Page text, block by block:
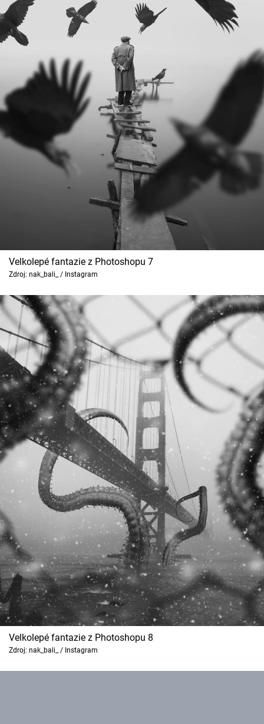
Velkolepé fantazie z Photoshopu 7
Zdroj: nak_bali_ / Instagram
Velkolepé fantazie z Photoshopu 8
Zdroj: nak_bali_ / Instagram